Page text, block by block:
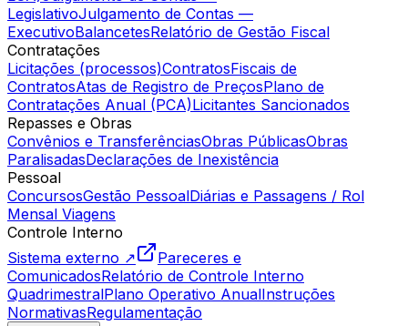
LegislativoJulgamento de Contas —
ExecutivoBalancetesRelatório de Gestão Fiscal
Contratações
Licitações (processos)ContratosFiscais de
ContratosAtas de Registro de PreçosPlano de
Contratações Anual (PCA)Licitantes Sancionados
Repasses e Obras
Convênios e TransferênciasObras PúblicasObras
ParalisadasDeclarações de Inexistência
Pessoal
ConcursosGestão PessoalDiárias e Passagens / Rol
Mensal Viagens
Controle Interno
Sistema externo ↗
Pareceres e
ComunicadosRelatório de Controle Interno
QuadrimestralPlano Operativo AnualInstruções
NormativasRegulamentação